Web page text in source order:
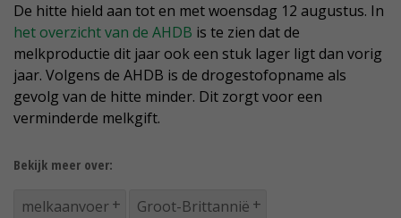
De hitte hield aan tot en met woensdag 12 augustus. In
het overzicht van de AHDB is te zien dat de
melkproductie dit jaar ook een stuk lager ligt dan vorig
jaar. Volgens de AHDB is de drogestofopname als
gevolg van de hitte minder. Dit zorgt voor een
verminderde melkgift.
Bekijk meer over:
melkaanvoer Groot-Brittannië